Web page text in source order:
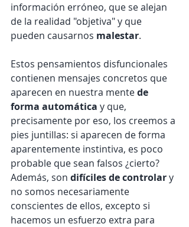
información erróneo, que se alejan
de la realidad "objetiva" y que
pueden causarnos malestar.
Estos pensamientos disfuncionales
contienen mensajes concretos que
aparecen en nuestra mente de
forma automática y que,
precisamente por eso, los creemos a
pies juntillas: si aparecen de forma
aparentemente instintiva, es poco
probable que sean falsos ¿cierto?
Además, son difíciles de controlar y
no somos necesariamente
conscientes de ellos, excepto si
hacemos un esfuerzo extra para